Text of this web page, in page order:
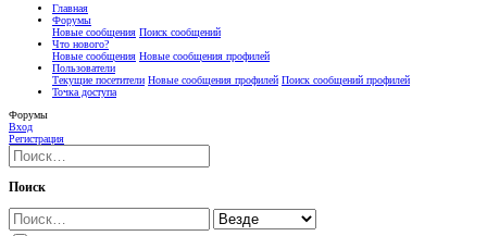
Главная
Форумы
Новые сообщения Поиск сообщений
Что нового?
Новые сообщения Новые сообщения профилей
Пользователи
Текущие посетители Новые сообщения профилей Поиск сообщений профилей
Точка доступа
Форумы
Вход
Регистрация
Поиск